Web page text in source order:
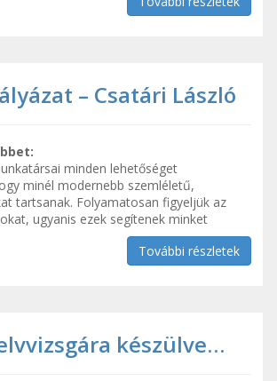
– Csatári László
minden lehetőséget
minél modernebb szemléletű,
tartsanak. Folyamatosan figyeljük az
ugyanis ezek segítenek minket
További részletek
készülve…